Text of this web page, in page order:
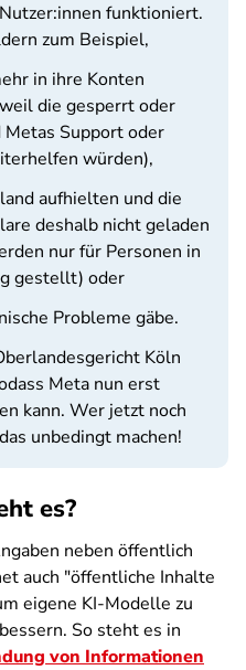
funktioniert.
zum Beispiel,
in ihre Konten
die gesperrt oder
Support oder
würden),
aufhielten und die
deshalb nicht geladen
nur für Personen in
gestellt) oder
Probleme gäbe.
Köln
Meta nun erst
kann. Wer jetzt noch
unbedingt machen!
es?
neben öffentlich
auch "öffentliche Inhalte
eigene KI-Modelle zu
So steht es in
von Informationen